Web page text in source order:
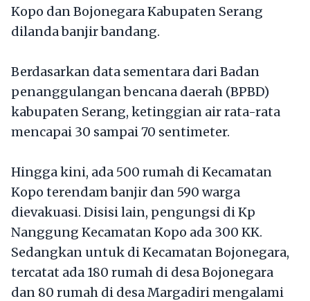
Kopo dan Bojonegara Kabupaten Serang
dilanda banjir bandang.
Berdasarkan data sementara dari Badan
penanggulangan bencana daerah (BPBD)
kabupaten Serang, ketinggian air rata-rata
mencapai 30 sampai 70 sentimeter.
Hingga kini, ada 500 rumah di Kecamatan
Kopo terendam banjir dan 590 warga
dievakuasi. Disisi lain, pengungsi di Kp
Nanggung Kecamatan Kopo ada 300 KK.
Sedangkan untuk di Kecamatan Bojonegara,
tercatat ada 180 rumah di desa Bojonegara
dan 80 rumah di desa Margadiri mengalami